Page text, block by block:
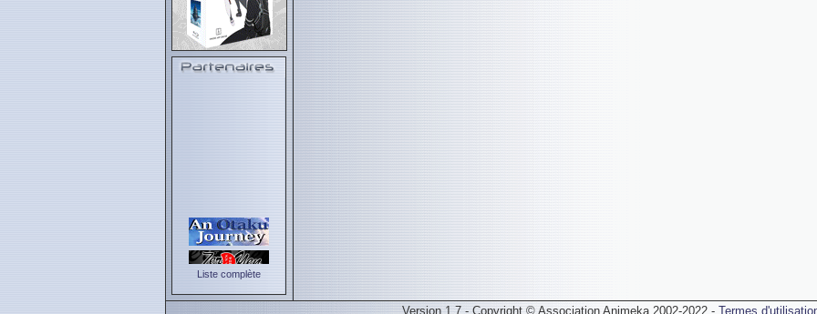
Liste complète
Version 1.7 - Copyright © Association Animeka 2002-2022 - Termes